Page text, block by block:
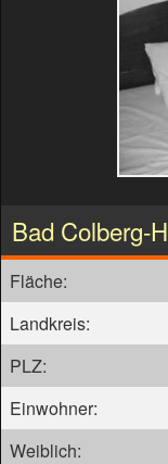
Bad Colberg-
Fläche:
Landkreis:
PLZ:
Einwohner:
Weiblich: